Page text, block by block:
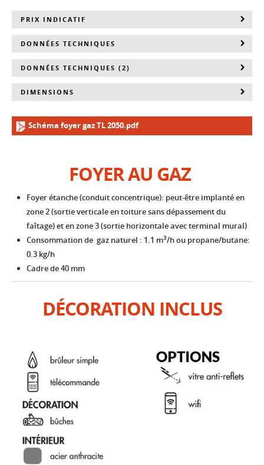
FOYER AU GAZ
Foyer étanche (conduit concentrique): peut-être implanté en
zone 2 (sortie verticale en toiture sans dépassement du
faîtage) et en zone 3 (sortie horizontale avec terminal mural)
Consommation de gaz naturel : 1.1 m3/h ou propane/butane:
0.3 kg/h
Cadre de 40 mm
DÉCORATION INCLUS
PRIX INDICATIF
DONNÉES TECHNIQUES
DONNÉES TECHNIQUES (2)
DIMENSIONS
Schéma foyer gaz TL 2050.pdf